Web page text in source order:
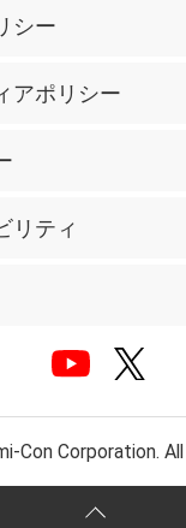
シー
アポリシー
リティ
Con Corporation.